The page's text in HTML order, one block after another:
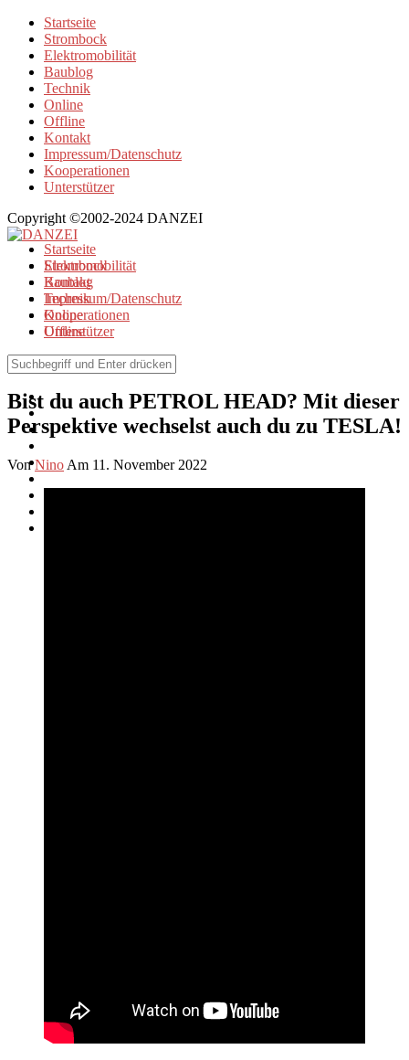
Startseite
Strombock
Elektromobilität
Baublog
Technik
Online
Offline
Kontakt
Impressum/Datenschutz
Kooperationen
Unterstützer
Copyright ©2002-2024 DANZEI
Startseite
Strombock
Kontakt
Impressum/Datenschutz
Kooperationen
Unterstützer
Elektromobilität
Baublog
Technik
Online
Offline
Elektromobilität
Bist du auch PETROL HEAD? Mit dieser
Perspektive wechselst auch du zu TESLA!
VonNino Am 11. November 2022